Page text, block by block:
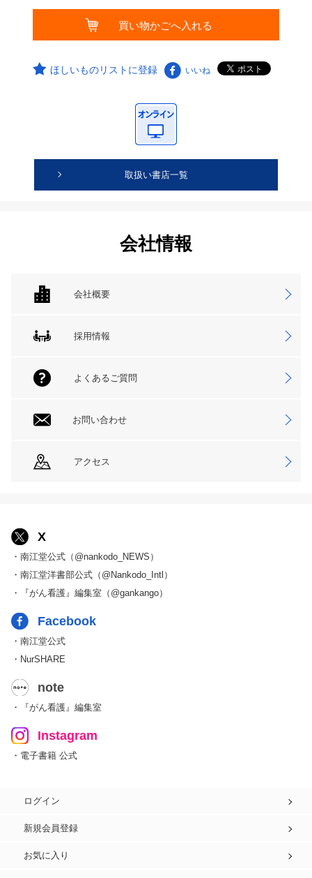
ほしいものリストに登録 いいね
取扱い書店一覧
会社情報
会社概要
採用情報
よくあるご質問
お問い合わせ
アクセス
X
・南江堂公式（@nankodo_NEWS）
・南江堂洋書部公式（@Nankodo_Intl）
・『がん看護』編集室（@gankango）
Facebook
・南江堂公式
・NurSHARE
note
・『がん看護』編集室
Instagram
・電子書籍 公式
ログイン
新規会員登録
お気に入り